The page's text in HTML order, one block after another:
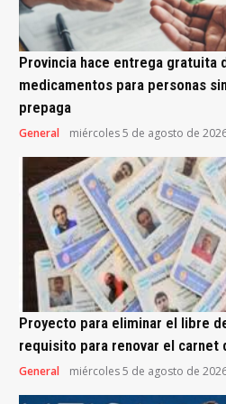
Provincia hace entrega gratuita
medicamentos para personas
prepaga
General miércoles 5 de agosto de
Proyecto para eliminar el libre
requisito para renovar el carnet
General miércoles 5 de agosto de